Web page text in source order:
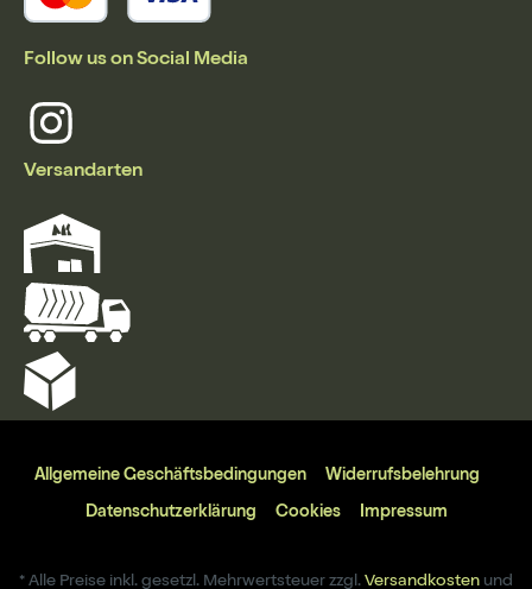
Follow us on Social Media
Versandarten
Allgemeine Geschäftsbedingungen Widerrufsbelehrung
Datenschutzerklärung Cookies Impressum
* Alle Preise inkl. gesetzl. Mehrwertsteuer zzgl. Versandkosten und